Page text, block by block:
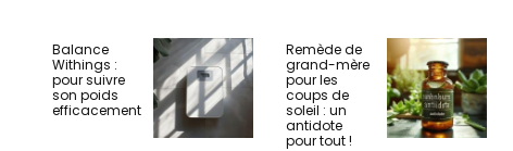
Balance
Withings :
pour suivre
son poids
efficacement
Remède de
grand-mère
pour les
coups de
soleil : un
antidote
pour tout !